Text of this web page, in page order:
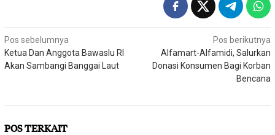
Navigasi
pos
Pos sebelumnya
Ketua Dan Anggota Bawaslu RI
Akan Sambangi Banggai Laut
Pos berikutnya
Alfamart-Alfamidi, Salurkan
Donasi Konsumen Bagi Korban
Bencana
POS TERKAIT